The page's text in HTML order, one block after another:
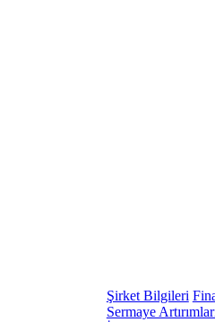
Şirket Bilgileri
Sermaye